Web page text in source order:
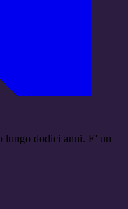
lungo dodici anni. E' un